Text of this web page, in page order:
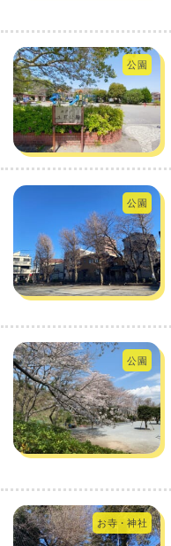
公園
公園
公園
お寺・神社